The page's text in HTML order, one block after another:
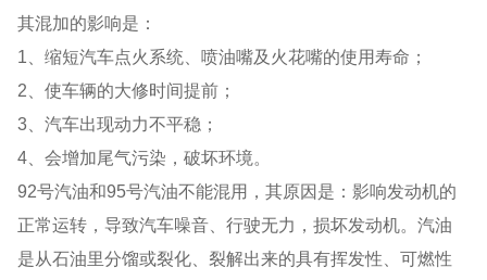
其混加的影响是：
1、缩短汽车点火系统、喷油嘴及火花嘴的使用寿命；
2、使车辆的大修时间提前；
3、汽车出现动力不平稳；
4、会增加尾气污染，破坏环境。
92号汽油和95号汽油不能混用，其原因是：影响发动机的
正常运转，导致汽车噪音、行驶无力，损坏发动机。汽油
是从石油里分馏或裂化、裂解出来的具有挥发性、可燃性